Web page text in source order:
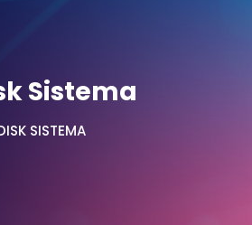
Sistema
SISTEMA